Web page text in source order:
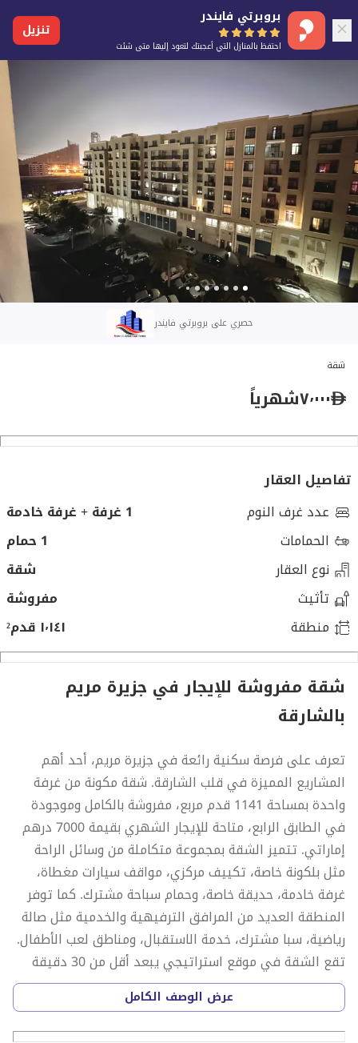
بروبرتي فايندر
احتفظ بالمنازل التي أعجبتك لتعود إليها متى شئت
تنزيل
حصري على بروبرتي فايندر
شقة
٧٬٠٠٠شهرياً
تفاصيل العقار
عدد غرف النوم
1 غرفة + غرفة خادمة
الحمامات
1 حمام
نوع العقار
شقة
تأثيث
مفروشة
منطقة
١٬١٤١ قدم²
شقة مفروشة للإيجار في جزيرة مريم
بالشارقة
تعرف على فرصة سكنية رائعة في جزيرة مريم، أحد أهم
المشاريع المميزة في قلب الشارقة. شقة مكونة من غرفة
واحدة بمساحة 1141 قدم مربع، مفروشة بالكامل وموجودة
في الطابق الرابع، متاحة للإيجار الشهري بقيمة 7000 درهم
إماراتي. تتميز الشقة بمجموعة متكاملة من وسائل الراحة
مثل بلكونة خاصة، تكييف مركزي، مواقف سيارات مغطاة،
غرفة خادمة، حديقة خاصة، وحمام سباحة مشترك. كما توفر
المنطقة العديد من المرافق الترفيهية والخدمية مثل صالة
رياضية، سبا مشترك، خدمة الاستقبال، ومناطق لعب الأطفال.
تقع الشقة في موقع استراتيجي يبعد أقل من 30 دقيقة
عن دبي، مع سهولة الوصول إلى معالم الشارقة الرئيسية
مثل جزيرة النور وحديق المزهر. المنطقة صديقة للعائلات
وتوفر بيئة معيشية متكاملة بالقرب من شاطئ رائع.
عرض الوصف الكامل